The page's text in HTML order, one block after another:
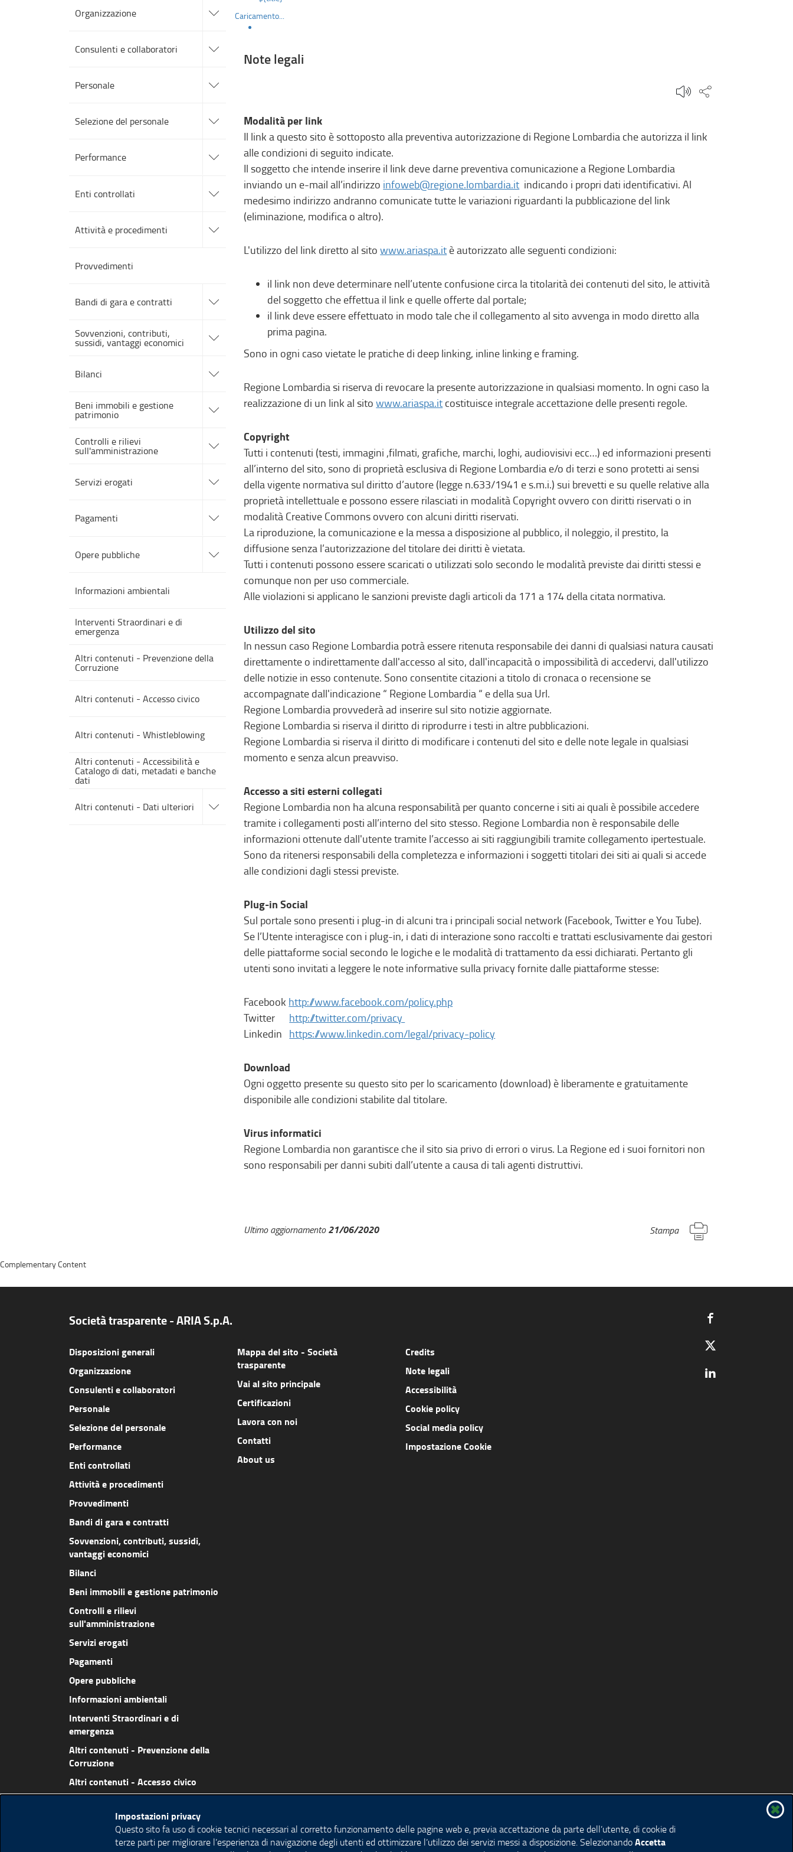
Organizzazione
alle
sotto
Consulenti e collaboratori
alle
sotto
Personale
alle
sotto
Selezione del personale
alle
sotto
Performance
alle
sotto
Enti controllati
alle
sotto
Attività e procedimenti
alle
sotto
Provvedimenti
Bandi di gara e contratti alle
sotto
Sovvenzioni, contributi,
sussidi, vantaggi economici
alle
sotto
Bilanci
alle
sotto
Beni immobili e gestione
patrimonio
alle
sotto
Controlli e rilievi
sull'amministrazione
alle
sotto
Servizi erogati
alle
sotto
Pagamenti
alle
sotto
Opere pubbliche
alle
sotto
Informazioni ambientali
Interventi Straordinari e di
emergenza
Altri contenuti - Prevenzione della
Corruzione
Altri contenuti - Accesso civico
Altri contenuti - Whistleblowing
Altri contenuti - Accessibilità e
Catalogo di dati, metadati e banche
dati
Altri contenuti - Dati ulteriori alle
sotto
Caricamento...
Note legali
Condividi
Modalità per link
Il link a questo sito è sottoposto alla preventiva autorizzazione di Regione Lombardia che autorizza il link
alle condizioni di seguito indicate.
Il soggetto che intende inserire il link deve darne preventiva comunicazione a Regione Lombardia
inviando un e-mail all’indirizzo infoweb@regione.lombardia.it indicando i propri dati identificativi. Al
medesimo indirizzo andranno comunicate tutte le variazioni riguardanti la pubblicazione del link
(eliminazione, modifica o altro).
L'utilizzo del link diretto al sitowww.ariaspa.it è autorizzato alle seguenti condizioni:
il link non deve determinare nell’utente confusione circa la titolarità dei contenuti del sito, le attività
del soggetto che effettua il link e quelle offerte dal portale;
il link deve essere effettuato in modo tale che il collegamento al sito avvenga in modo diretto alla
prima pagina.
Sono in ogni caso vietate le pratiche di deep linking, inline linking e framing.
Regione Lombardia si riserva di revocare la presente autorizzazione in qualsiasi momento. In ogni caso la
realizzazione di un link al sitowww.ariaspa.it costituisce integrale accettazione delle presenti regole.
Copyright
Tutti i contenuti (testi, immagini ,filmati, grafiche, marchi, loghi, audiovisivi ecc…) ed informazioni presenti
all’interno del sito, sono di proprietà esclusiva di Regione Lombardia e/o di terzi e sono protetti ai sensi
della vigente normativa sul diritto d’autore (legge n.633/1941 e s.m.i.) sui brevetti e su quelle relative alla
proprietà intellettuale e possono essere rilasciati in modalità Copyright ovvero con diritti riservati o in
modalità Creative Commons ovvero con alcuni diritti riservati.
La riproduzione, la comunicazione e la messa a disposizione al pubblico, il noleggio, il prestito, la
diffusione senza l’autorizzazione del titolare dei diritti è vietata.
Tutti i contenuti possono essere scaricati o utilizzati solo secondo le modalità previste dai diritti stessi e
comunque non per uso commerciale.
Alle violazioni si applicano le sanzioni previste dagli articoli da 171 a 174 della citata normativa.
Utilizzo del sito
In nessun caso Regione Lombardia potrà essere ritenuta responsabile dei danni di qualsiasi natura causati
direttamente o indirettamente dall'accesso al sito, dall'incapacità o impossibilità di accedervi, dall'utilizzo
delle notizie in esso contenute. Sono consentite citazioni a titolo di cronaca o recensione se
accompagnate dall'indicazione “ Regione Lombardia “ e della sua Url.
Regione Lombardia provvederà ad inserire sul sito notizie aggiornate.
Regione Lombardia si riserva il diritto di riprodurre i testi in altre pubblicazioni.
Regione Lombardia si riserva il diritto di modificare i contenuti del sito e delle note legale in qualsiasi
momento e senza alcun preavviso.
Accesso a siti esterni collegati
Regione Lombardia non ha alcuna responsabilità per quanto concerne i siti ai quali è possibile accedere
tramite i collegamenti posti all’interno del sito stesso. Regione Lombardia non è responsabile delle
informazioni ottenute dall'utente tramite l’accesso ai siti raggiungibili tramite collegamento ipertestuale.
Sono da ritenersi responsabili della completezza e informazioni i soggetti titolari dei siti ai quali si accede
alle condizioni dagli stessi previste.
Plug-in Social
Sul portale sono presenti i plug-in di alcuni tra i principali social network (Facebook, Twitter e You Tube).
Se l’Utente interagisce con i plug-in, i dati di interazione sono raccolti e trattati esclusivamente dai gestori
delle piattaforme social secondo le logiche e le modalità di trattamento da essi dichiarati. Pertanto gli
utenti sono invitati a leggere le note informative sulla privacy fornite dalle piattaforme stesse:
Facebook http://www.facebook.com/policy.php
Twitter http://twitter.com/privacy
Linkedin https://www.linkedin.com/legal/privacy-policy
Download
Ogni oggetto presente su questo sito per lo scaricamento (download) è liberamente e gratuitamente
disponibile alle condizioni stabilite dal titolare.
Virus informatici
Regione Lombardia non garantisce che il sito sia privo di errori o virus. La Regione ed i suoi fornitori non
sono responsabili per danni subiti dall’utente a causa di tali agenti distruttivi.
Ultimo aggiornamento21/06/2020 Stampa
Impostazioni privacy
Questo sito fa uso di cookie tecnici necessari al corretto funzionamento delle pagine web e, previa accettazione da parte dell’utente, di cookie di
terze parti per migliorare l’esperienza di navigazione degli utenti ed ottimizzare l’utilizzo dei servizi messi a disposizione. SelezionandoAccetta
Società trasparente - ARIA S.p.A.
Disposizioni generali
Organizzazione
Consulenti e collaboratori
Personale
Selezione del personale
Performance
Enti controllati
Attività e procedimenti
Provvedimenti
Bandi di gara e contratti
Sovvenzioni, contributi, sussidi,
vantaggi economici
Bilanci
Beni immobili e gestione patrimonio
Controlli e rilievi
sull'amministrazione
Servizi erogati
Pagamenti
Opere pubbliche
Informazioni ambientali
Interventi Straordinari e di
emergenza
Altri contenuti - Prevenzione della
Corruzione
Altri contenuti - Accesso civico
Altri contenuti - Accessibilità e
Catalogo di dati, metadati e banche
Mappa del sito - Società
trasparente
Vai al sito principale
Certificazioni
Lavora con noi
Contatti
About us
Credits
Note legali
Accessibilità
Cookie policy
Social media policy
Impostazione Cookie
Complementary Content